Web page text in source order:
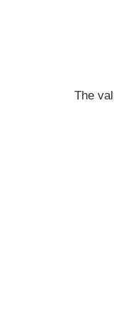
The